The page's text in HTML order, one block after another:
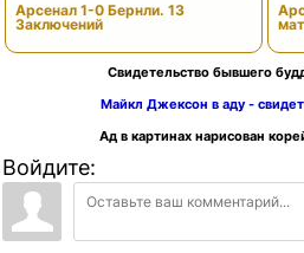
Арсенал 1-0 Бернли. 13
Заключений
Свидетельство бывшего
Майкл Джексон в аду -
Ад в картинах нарисован
Войдите: